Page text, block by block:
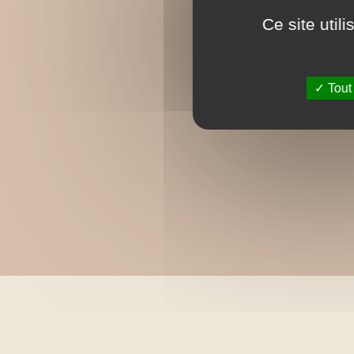
Ce site